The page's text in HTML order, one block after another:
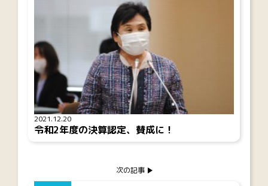
2021.12.20
令和2年度の決算認定、賛成に！
次の記事